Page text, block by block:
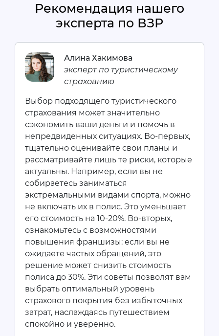
Рекомендация нашего
эксперта по ВЗР
Алина Хакимова
эксперт по туристическому
страховнию
Выбор подходящего туристического
страхования может значительно
сэкономить ваши деньги и помочь в
непредвиденных ситуациях. Во-первых,
тщательно оценивайте свои планы и
рассматривайте лишь те риски, которые
актуальны. Например, если вы не
собираетесь заниматься
экстремальными видами спорта, можно
не включать их в полис. Это уменьшает
его стоимость на 10-20%. Во-вторых,
ознакомьтесь с возможностями
повышения франшизы: если вы не
ожидаете частых обращений, это
решение может снизить стоимость
полиса до 30%. Эти советы позволят вам
выбрать оптимальный уровень
страхового покрытия без избыточных
затрат, наслаждаясь путешествием
спокойно и уверенно.